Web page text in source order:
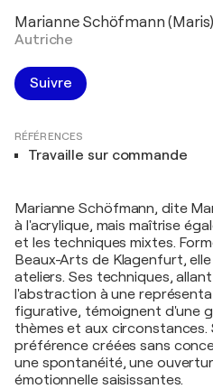
Marianne Schöfmann (Maris)
Autriche
Suivre
RÉFÉRENCES
Travaille sur commande
Marianne Schöfmann, dite
à l'acrylique, mais maîtrise
et les techniques mixtes.
Beaux-Arts de Klagenfurt,
ateliers. Ses techniques,
l'abstraction à une
figurative, témoignent d'une
thèmes et aux
préférence créées sans
une spontanéité, une
émotionnelle saisissantes.